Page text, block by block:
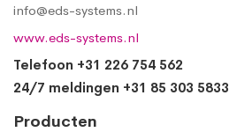
info@eds-systems.nl
www.eds-systems.nl
Telefoon +31 226 754 562
24/7 meldingen +31 85 303 5833
Producten